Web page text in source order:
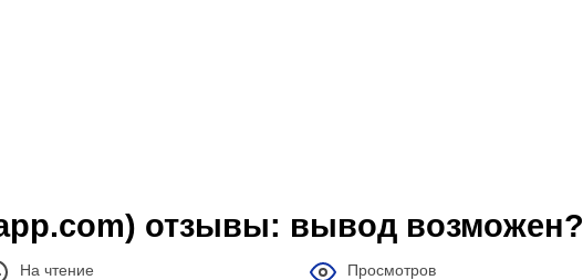
отзывы: вывод возможен?
На чтение
Просмотров